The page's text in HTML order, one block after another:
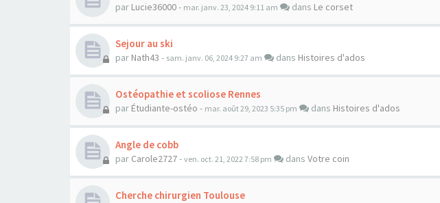
par Lucie36000- mar. janv. 23, 2024 9:11 am dans Le corset
Sejour au ski
par Nath43 - sam. janv. 06, 2024 9:27 am dans Histoires d'ados
Ostéopathie et scoliose Rennes
par Étudiante-ostéo - mar. août 29, 2023 5:35 pm dans Histoires d'ados
Angle de cobb
par Carole2727- ven. oct. 21, 2022 7:58 pm dans Votre coin
Cherche chirurgien Toulouse